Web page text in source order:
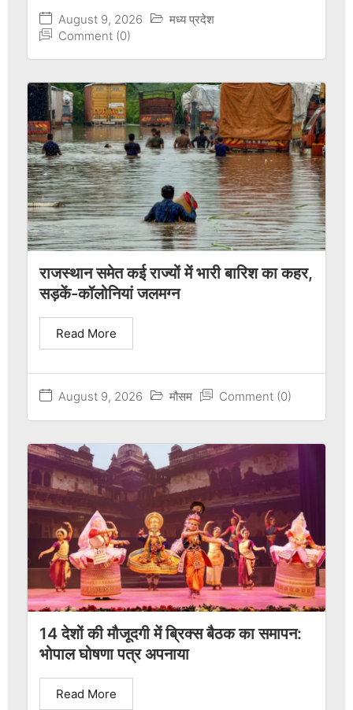
August 9, 2026
मध्य प्रदेश
Comment (0)
राजस्थान समेत कई राज्यों में भारी बारिश का कहर,
सड़कें-कॉलोनियां जलमग्न
August 9, 2026 मौसम Comment (0)
Read More
14 देशों की मौजूदगी में ब्रिक्स बैठक का समापन:
भोपाल घोषणा पत्र अपनाया
Read More